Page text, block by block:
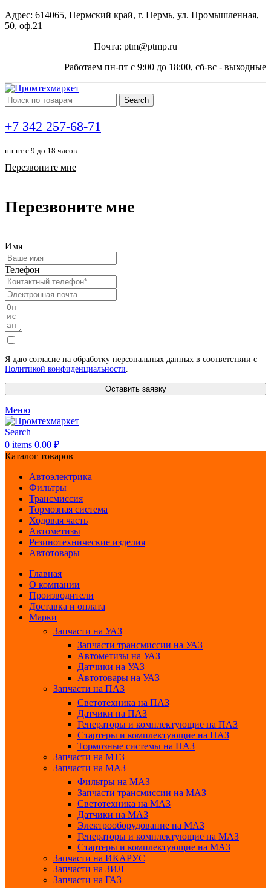
Адрес: 614065, Пермский край, г. Пермь, ул. Промышленная,
50, оф.21
Почта: ptm@ptmp.ru
Работаем пн-пт с 9:00 до 18:00, сб-вс - выходные
Search
+7 342 257-68-71
пн-пт с 9 до 18 часов
Перезвоните мне
Перезвоните мне
Имя
Телефон
Я даю согласие на обработку персональных данных в соответствии с
Политикой конфиденциальности.
Оставить заявку
Меню
Search
0 items 0.00 ₽
Каталог товаров
Автоэлектрика
Фильтры
Трансмиссия
Тормозная система
Ходовая часть
Автометизы
Резинотехнические изделия
Автотовары
Главная
О компании
Производители
Доставка и оплата
Марки
Запчасти на УАЗ
Запчасти трансмиссии на УАЗ
Автометизы на УАЗ
Датчики на УАЗ
Автотовары на УАЗ
Запчасти на ПАЗ
Светотехника на ПАЗ
Датчики на ПАЗ
Генераторы и комплектующие на ПАЗ
Стартеры и комплектующие на ПАЗ
Тормозные системы на ПАЗ
Запчасти на МТЗ
Запчасти на МАЗ
Фильтры на МАЗ
Запчасти трансмиссии на МАЗ
Светотехника на МАЗ
Датчики на МАЗ
Электрооборудование на МАЗ
Генераторы и комплектующие на МАЗ
Стартеры и комплектующие на МАЗ
Запчасти на ИКАРУС
Запчасти на ЗИЛ
Запчасти на ГАЗ